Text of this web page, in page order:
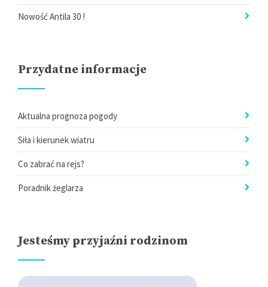
Nowość Antila 30 !
Przydatne informacje
Aktualna prognoza pogody
Siła i kierunek wiatru
Co zabrać na rejs?
Poradnik żeglarza
Jesteśmy przyjaźni rodzinom